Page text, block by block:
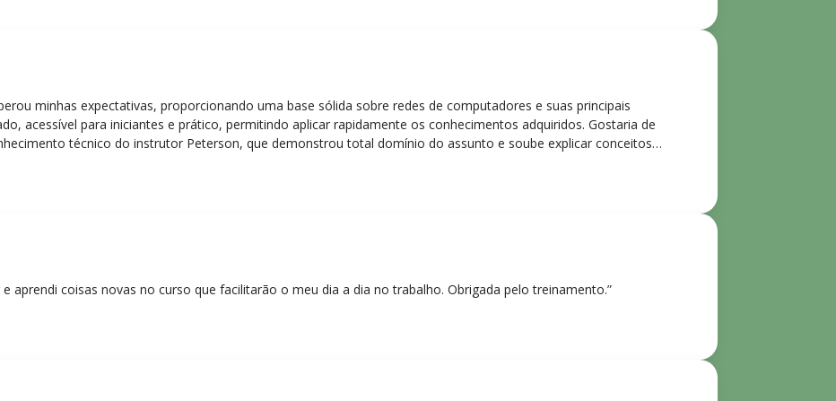
minhas expectativas, proporcionando uma base sólida sobre redes de computadores e suas principais
acessível para iniciantes e prático, permitindo aplicar rapidamente os conhecimentos adquiridos. Gostaria de
técnico do instrutor Peterson, que demonstrou total domínio do assunto e soube explicar conceitos
facilitou o aprendizado e tornou as aulas dinâmicas e envolventes. Recomendo o curso para todos que
em redes!”
aprendi coisas novas no curso que facilitarão o meu dia a dia no trabalho. Obrigada pelo treinamento.”